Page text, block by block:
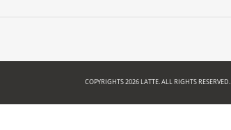
COPYRIGHTS 2026 LATTE. ALL RIGHTS RESERVED.